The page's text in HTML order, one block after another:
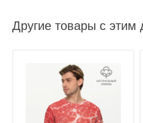
Другие товары с этим